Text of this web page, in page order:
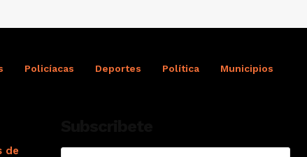
Policíacas Deportes Política Municipios
de